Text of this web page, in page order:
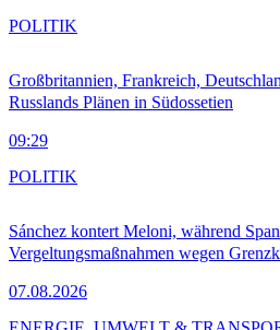
Großbritannien, Frankreich,
Russlands Plänen in Südossetien
09:29
POLITIK
Sánchez kontert Meloni, während
Vergeltungsmaßnahmen wegen
07.08.2026
POLITIK